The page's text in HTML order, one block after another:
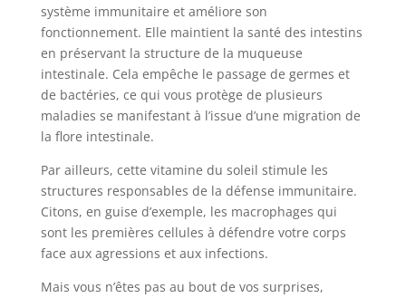
système immunitaire et améliore son
fonctionnement. Elle maintient la santé des intestins
en préservant la structure de la muqueuse
intestinale. Cela empêche le passage de germes et
de bactéries, ce qui vous protège de plusieurs
maladies se manifestant à l’issue d’une migration de
la flore intestinale.
Par ailleurs, cette vitamine du soleil stimule les
structures responsables de la défense immunitaire.
Citons, en guise d’exemple, les macrophages qui
sont les premières cellules à défendre votre corps
face aux agressions et aux infections.
Mais vous n’êtes pas au bout de vos surprises,